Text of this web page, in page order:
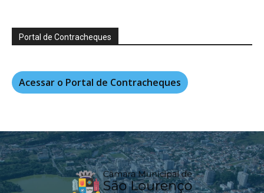
Portal de Contracheques
Acessar o Portal de Contracheques